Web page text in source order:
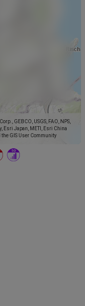
GEBCO, USGS, FAO, NPS,
Esri Japan, METI, Esri China
GIS User Community